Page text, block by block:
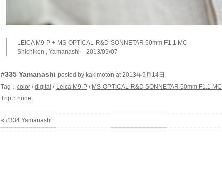
LEICA M9-P + MS-OPTICAL-R&D SONNETAR 50mm F1.1 MC
Shichiken , Yamanashi – 2013/09/07
#335 Yamanashi posted by kakimoton at 2013年9月14日
Tag： color /digital / Leica M9-P / MS-OPTICAL-R&D SONNETAR 50mm F1.1 MC
Trip： none
« #334 Yamanashi